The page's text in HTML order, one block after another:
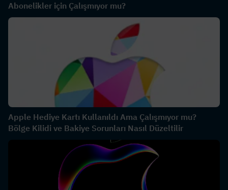
Abonelikler için Çalışmıyor mu?
Apple Hediye Kartı Kullanıldı Ama Çalışmıyor mu?
Bölge Kilidi ve Bakiye Sorunları Nasıl Düzeltilir